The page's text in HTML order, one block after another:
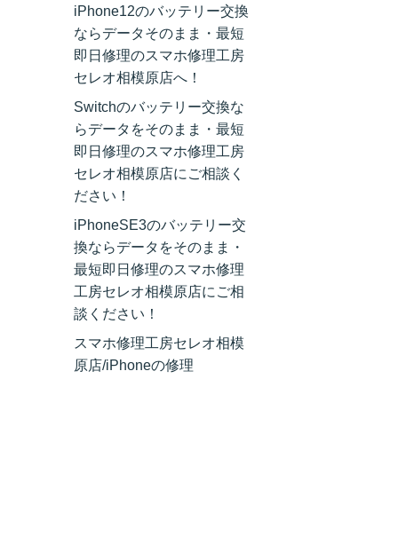
iPhone12のバッテリー交換
ならデータそのまま・最短
即日修理のスマホ修理工房
セレオ相模原店へ！
Switchのバッテリー交換な
らデータをそのまま・最短
即日修理のスマホ修理工房
セレオ相模原店にご相談く
ださい！
iPhoneSE3のバッテリー交
換ならデータをそのまま・
最短即日修理のスマホ修理
工房セレオ相模原店にご相
談ください！
スマホ修理工房セレオ相模
原店/iPhoneの修理